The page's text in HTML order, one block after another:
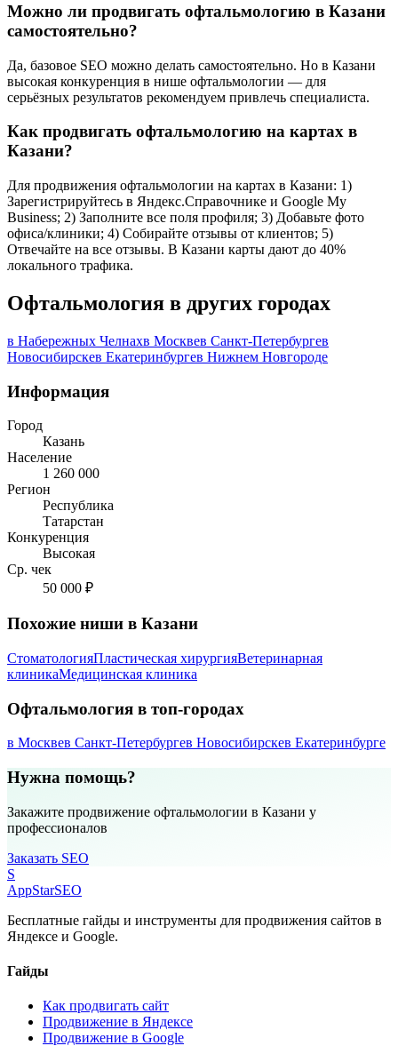
Можно ли продвигать офтальмологию в Казани
самостоятельно?
Да, базовое SEO можно делать самостоятельно. Но в Казани
высокая конкуренция в нише офтальмологии — для
серьёзных результатов рекомендуем привлечь специалиста.
Как продвигать офтальмологию на картах в
Казани?
Для продвижения офтальмологии на картах в Казани: 1)
Зарегистрируйтесь в Яндекс.Справочнике и Google My
Business; 2) Заполните все поля профиля; 3) Добавьте фото
офиса/клиники; 4) Собирайте отзывы от клиентов; 5)
Отвечайте на все отзывы. В Казани карты дают до 40%
локального трафика.
Офтальмология в других городах
в Набережных Челнахв Москвев Санкт-Петербургев
Новосибирскев Екатеринбургев Нижнем Новгороде
Информация
Город
Казань
Население
1 260 000
Регион
Республика
Татарстан
Конкуренция
Высокая
Ср. чек
50 000 ₽
Похожие ниши в Казани
СтоматологияПластическая хирургияВетеринарная
клиникаМедицинская клиника
Офтальмология в топ-городах
в Москвев Санкт-Петербургев Новосибирскев Екатеринбурге
Нужна помощь?
Закажите продвижение офтальмологии в Казани у
профессионалов
Заказать SEO
S
AppStarSEO
Бесплатные гайды и инструменты для продвижения сайтов в
Яндексе и Google.
Гайды
Как продвигать сайт
Продвижение в Яндексе
Продвижение в Google